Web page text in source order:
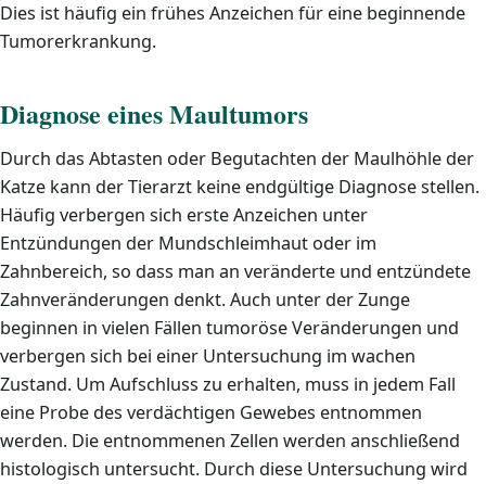
Dies ist häufig ein frühes Anzeichen für eine beginnende
Tumorerkrankung.
Diagnose eines Maultumors
Durch das Abtasten oder Begutachten der Maulhöhle der
Katze kann der Tierarzt keine endgültige Diagnose stellen.
Häufig verbergen sich erste Anzeichen unter
Entzündungen der Mundschleimhaut oder im
Zahnbereich, so dass man an veränderte und entzündete
Zahnveränderungen denkt. Auch unter der Zunge
beginnen in vielen Fällen tumoröse Veränderungen und
verbergen sich bei einer Untersuchung im wachen
Zustand. Um Aufschluss zu erhalten, muss in jedem Fall
eine Probe des verdächtigen Gewebes entnommen
werden. Die entnommenen Zellen werden anschließend
histologisch untersucht. Durch diese Untersuchung wird